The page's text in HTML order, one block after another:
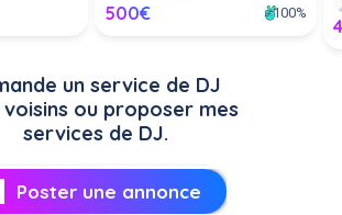
500€ 100%
un service de DJ
ou proposer mes
services de DJ.
Poster une annonce